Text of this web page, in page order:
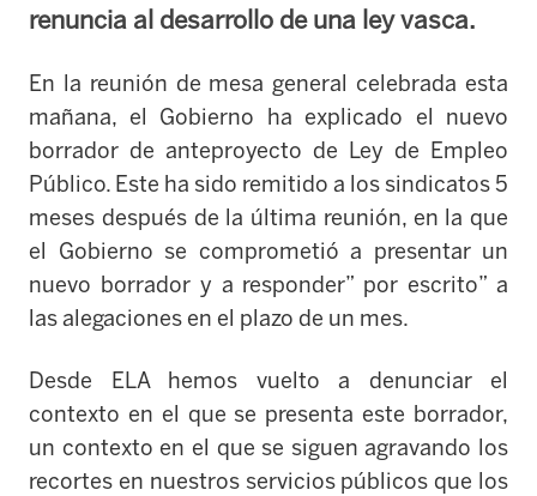
renuncia al desarrollo de una ley vasca.
En la reunión de mesa general celebrada esta
mañana, el Gobierno ha explicado el nuevo
borrador de anteproyecto de Ley de Empleo
Público. Este ha sido remitido a los sindicatos 5
meses después de la última reunión, en la que
el Gobierno se comprometió a presentar un
nuevo borrador y a responder” por escrito” a
las alegaciones en el plazo de un mes.
Desde ELA hemos vuelto a denunciar el
contexto en el que se presenta este borrador,
un contexto en el que se siguen agravando los
recortes en nuestros servicios públicos que los